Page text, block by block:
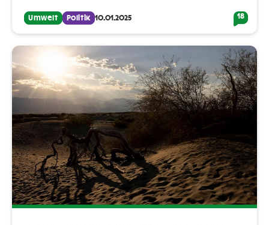
Umwelt Politik 10.01.2025 18